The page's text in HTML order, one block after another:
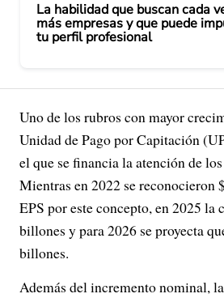
La habilidad que buscan cada
más empresas y que puede
tu perfil profesional
Uno de los rubros con mayor
Unidad de Pago por Capitación
el que se financia la atención de
Mientras en 2022 se reconocieron
EPS por este concepto, en 2025 la
billones y para 2026 se proyecta
billones.
Además del incremento nominal,